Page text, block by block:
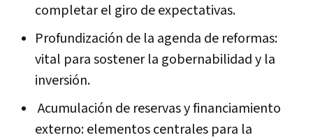
completar el giro de expectativas.
Profundización de la agenda de reformas:
vital para sostener la gobernabilidad y la
inversión.
Acumulación de reservas y financiamiento
externo: elementos centrales para la